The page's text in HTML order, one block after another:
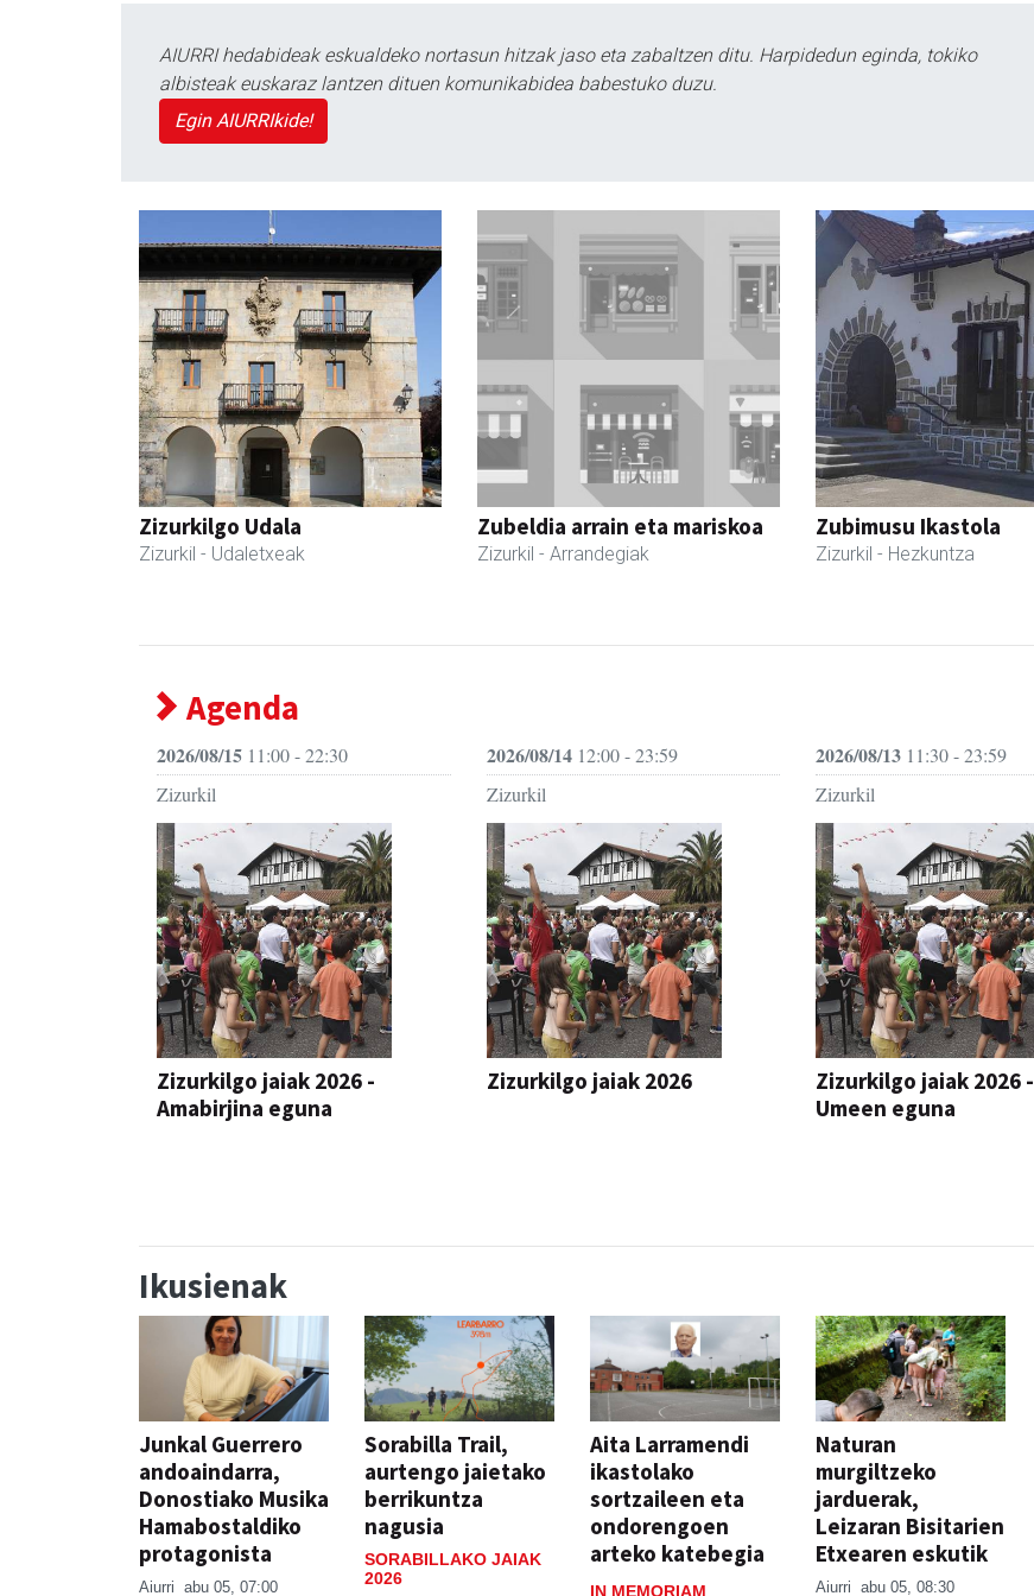
AIURRI hedabideak eskualdeko nortasun hitzak jaso eta zabaltzen ditu. Harpidedun eginda, tokiko
albisteak euskaraz lantzen dituen komunikabidea babestuko duzu.
Egin AIURRIkide!
Zizurkilgo Udala
Zizurkil - Udaletxeak
Zubeldia arrain eta mariskoa
Zizurkil - Arrandegiak
Zubimusu Ikastola
Zizurkil - Hezkuntza
Agenda
2026/08/15 11:00 - 22:30
Zizurkil
Zizurkilgo jaiak 2026 -
Amabirjina eguna
2026/08/1412:00 - 23:59
Zizurkil
Zizurkilgo jaiak 2026
2026/08/13 11:30 - 23:59
Zizurkil
Zizurkilgo jaiak 2026 -
Umeen eguna
Ikusienak
Junkal Guerrero
andoaindarra,
Donostiako Musika
Hamabostaldiko
protagonista
Aiurri abu 05, 07:00
Sorabilla Trail,
aurtengo jaietako
berrikuntza
nagusia
SORABILLAKO JAIAK
2026
Aita Larramendi
ikastolako
sortzaileen eta
ondorengoen
arteko katebegia
IN MEMORIAM
Naturan
murgiltzeko
jarduerak,
Leizaran Bisitarien
Etxearen eskutik
Aiurri abu 05, 08:30